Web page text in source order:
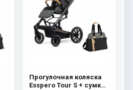
Прогулочная коляска
Esspero Tour S + сумка